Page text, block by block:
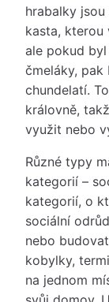
hrabalky
kasta, kterou
ale pokud
čmeláky, pak
chundelatí.
královně,
využit nebo
Různé typy
kategorií –
kategorií, o
sociální
nebo
kobylky,
na jednom